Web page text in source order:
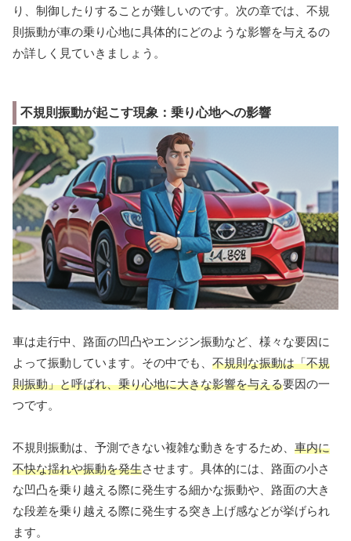
り、制御したりすることが難しいのです。次の章では、不規
則振動が車の乗り心地に具体的にどのような影響を与えるの
か詳しく見ていきましょう。
不規則振動が起こす現象：乗り心地への影響
車は走行中、路面の凹凸やエンジン振動など、様々な要因に
よって振動しています。その中でも、 不規則な振動は「不規
則振動」と呼ばれ、乗り心地に大きな影響を与える要因の一
つです。
不規則振動は、予測できない複雑な動きをするため、 車内に
不快な揺れや振動を発生させます。具体的には、路面の小さ
な凹凸を乗り越える際に発生する細かな振動や、路面の大き
な段差を乗り越える際に発生する突き上げ感などが挙げられ
ます。